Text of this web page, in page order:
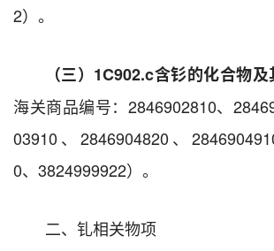
2）。
（三）1C902.c含钐的化合物
海关商品编号：2846902810、
03910、2846904820、
0、3824999922）。
二、钆相关物项